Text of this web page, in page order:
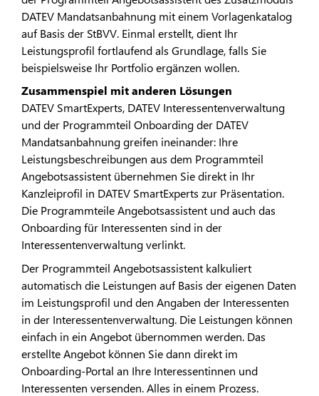
DATEV Mandatsanbahnung mit einem Vorlagenkatalog
auf Basis der StBVV. Einmal erstellt, dient Ihr
Leistungsprofil fortlaufend als Grundlage, falls Sie
beispielsweise Ihr Portfolio ergänzen wollen.
Zusammenspiel mit anderen Lösungen
DATEV SmartExperts, DATEV Interessentenverwaltung
und der Programmteil Onboarding der DATEV
Mandatsanbahnung greifen ineinander: Ihre
Leistungsbeschreibungen aus dem Programmteil
Angebotsassistent übernehmen Sie direkt in Ihr
Kanzleiprofil in DATEV SmartExperts zur Präsentation.
Die Programmteile Angebotsassistent und auch das
Onboarding für Interessenten sind in der
Interessentenverwaltung verlinkt.
Der Programmteil Angebotsassistent kalkuliert
automatisch die Leistungen auf Basis der eigenen Daten
im Leistungsprofil und den Angaben der Interessenten
in der Interessentenverwaltung. Die Leistungen können
einfach in ein Angebot übernommen werden. Das
erstellte Angebot können Sie dann direkt im
Onboarding-Portal an Ihre Interessentinnen und
Interessenten versenden. Alles in einem Prozess.